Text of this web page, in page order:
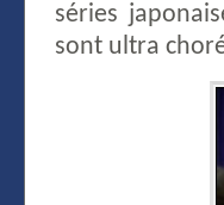
séries
sont ultra